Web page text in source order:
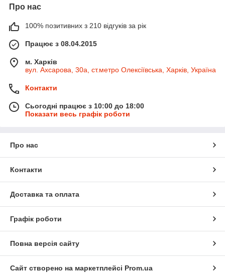
Про нас
100% позитивних з 210 відгуків за рік
Працює з 08.04.2015
м. Харків
вул. Ахсарова, 30а, ст.метро Олексіївська, Харків, Україна
Контакти
Сьогодні працює з 10:00 до 18:00
Показати весь графік роботи
Про нас
Контакти
Доставка та оплата
Графік роботи
Повна версія сайту
Сайт створено на маркетплейсі Prom.ua